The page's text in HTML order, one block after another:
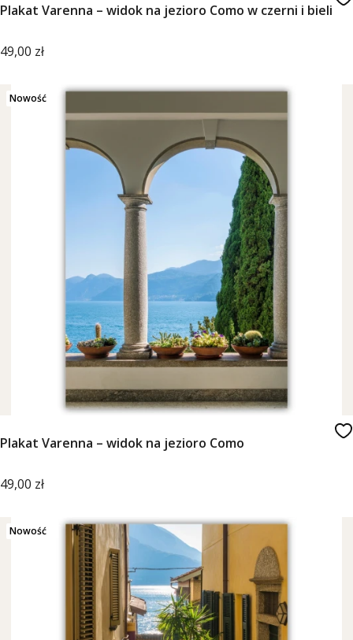
Plakat Varenna – widok na jezioro Como w czerni i bieli
Cena
49,00 zł
Nowość
Plakat Varenna – widok na jezioro Como
Cena
49,00 zł
Nowość